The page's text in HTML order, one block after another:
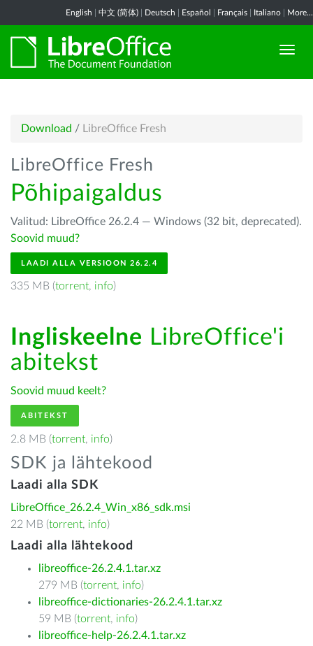
English 中文 (简体) Deutsch Español Français Italiano More...
Download / LibreOffice Fresh
LibreOffice Fresh
Põhipaigaldus
Valitud: LibreOffice 26.2.4 — Windows (32 bit, deprecated).
Soovid muud?
LAADI ALLA VERSIOON 26.2.4
335 MB (torrent, info)
Ingliskeelne LibreOffice'i
abitekst
Soovid muud keelt?
ABITEKST
2.8 MB (torrent, info)
SDK ja lähtekood
Laadi alla SDK
LibreOffice_26.2.4_Win_x86_sdk.msi
22 MB (torrent, info)
Laadi alla lähtekood
libreoffice-26.2.4.1.tar.xz
279 MB (torrent, info)
libreoffice-dictionaries-26.2.4.1.tar.xz
59 MB (torrent, info)
libreoffice-help-26.2.4.1.tar.xz